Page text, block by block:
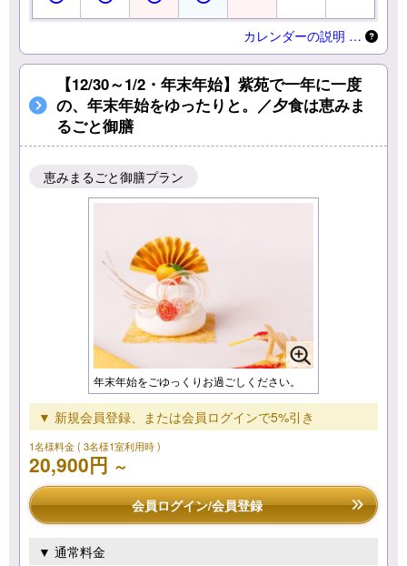
カレンダーの説明 …
【12/30～1/2・年末年始】紫苑で一年に一度
の、年末年始をゆったりと。／夕食は恵みま
るごと御膳
恵みまるごと御膳プラン
年末年始をごゆっくりお過ごしください。
▼ 新規会員登録、または会員ログインで5%引き
1名様料金( 3名様1室利用時 )
20,900円 ～
会員ログイン/会員登録
▼ 通常料金